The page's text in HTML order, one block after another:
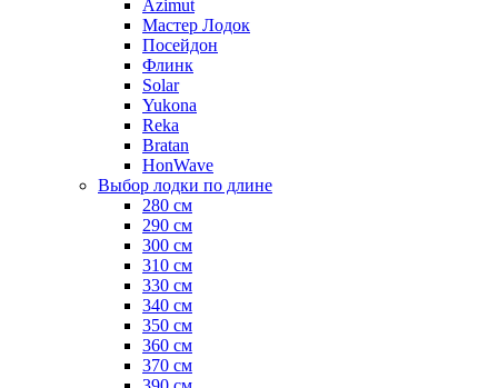
Azimut
Мастер Лодок
Посейдон
Флинк
Solar
Yukona
Reka
Bratan
HonWave
Выбор лодки по длине
280 см
290 см
300 см
310 см
330 см
340 см
350 см
360 см
370 см